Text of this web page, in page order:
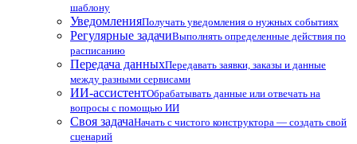
шаблону
УведомленияПолучать уведомления о нужных событиях
Регулярные задачиВыполнять определенные действия по
расписанию
Передача данныхПередавать заявки, заказы и данные
между разными сервисами
ИИ-ассистентОбрабатывать данные или отвечать на
вопросы с помощью ИИ
Своя задачаНачать с чистого конструктора — создать свой
сценарий